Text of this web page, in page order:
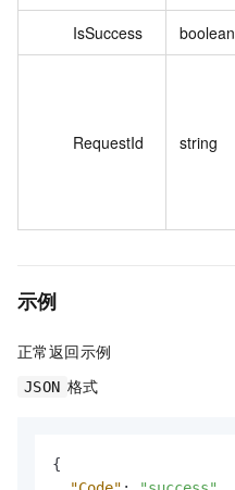
IsSuccess boolean
RequestId string
示例
正常返回示例
JSON 格式
{